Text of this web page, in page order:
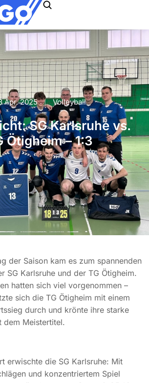
Apr. 2025 Volleyball
SG Karlsruhe vs.
Ötigheim – 1:3
der Saison kam es zum spannenden
SG Karlsruhe und der TG Ötigheim.
hatten sich viel vorgenommen –
sich die TG Ötigheim mit einem
durch und krönte ihre starke
dem Meistertitel.
erwischte die SG Karlsruhe: Mit
und konzentriertem Spiel